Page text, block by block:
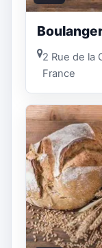
2 Rue de la
France